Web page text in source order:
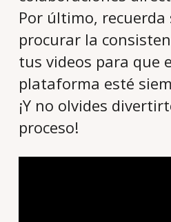
Por último, recuerda
procurar la
tus videos para que
plataforma esté
¡Y no olvides
proceso!